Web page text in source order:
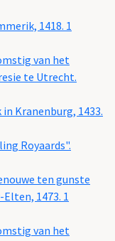
1418. 1
van het
te Utrecht.
Kranenburg, 1433.
Royaards".
ten gunste
1473. 1
van het